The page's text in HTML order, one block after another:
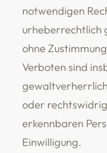
notwendigen
urheberrechtlich
ohne
Verboten sind
oder
erkennbaren
Einwilligung.